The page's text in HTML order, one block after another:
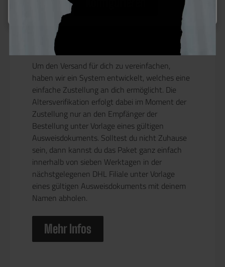
Altersverifikation
Gewährleistung, dass die Sendung nur an
dich übergeben wird
Um den Versand für dich zu vereinfachen,
haben wir ein System entwickelt, welches eine
einfache Zustellung an dich ermöglicht. Die
Altersverifikation erfolgt dabei im Moment der
Zustellung nur an den Empfänger der
Bestellung unter Vorlage eines gültigen
Ausweisdokuments. Solltest du nicht Zuhause
sein, dann kannst du das Paket ganz einfach
innerhalb von sieben Werktagen in der
nächstgelegenen DHL Filiale unter Vorlage
eines gültigen Ausweisdokuments mit deinem
Namen abholen.
Mehr Infos